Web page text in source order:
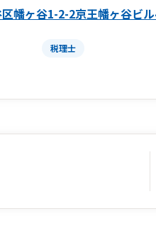
幡ヶ谷1-2-2京王幡ヶ谷ビ
税理士